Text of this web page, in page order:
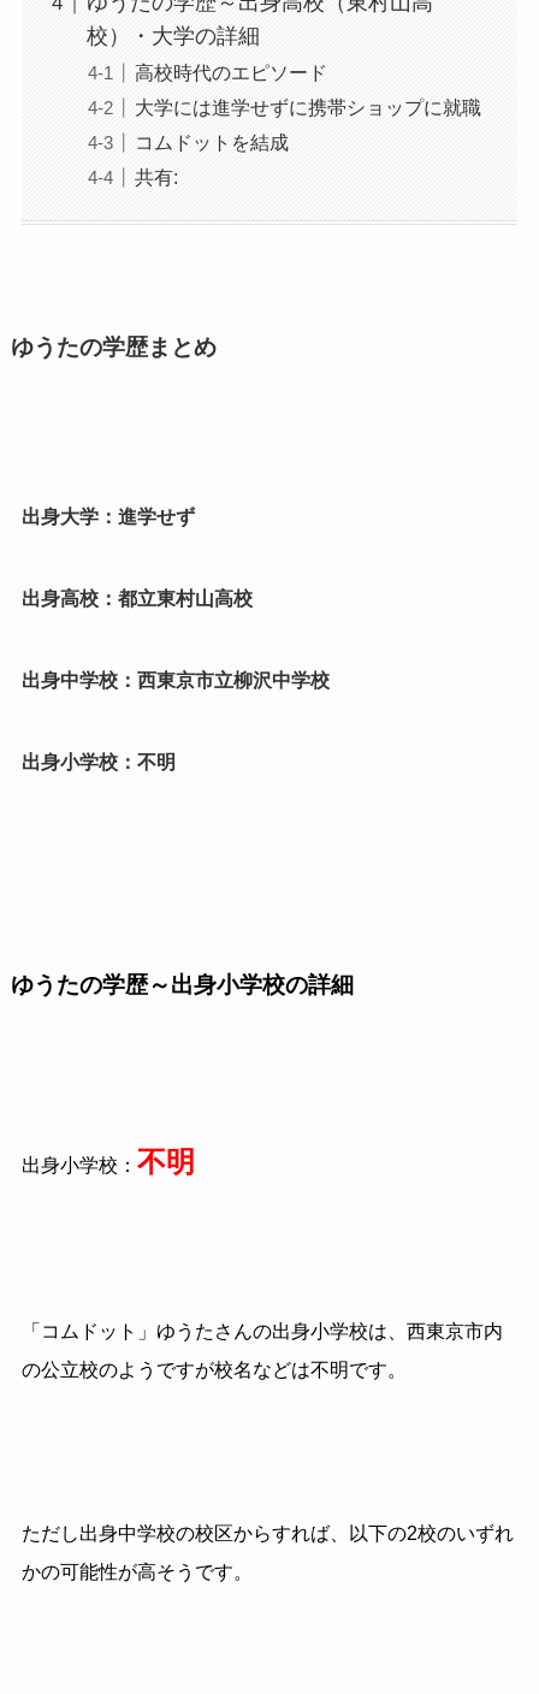
校）・大学の詳細
高校時代のエピソード
大学には進学せずに携帯ショップに就職
コムドットを結成
共有:
ゆうたの学歴まとめ
出身大学：進学せず
出身高校：都立東村山高校
出身中学校：西東京市立柳沢中学校
出身小学校：不明
ゆうたの学歴～出身小学校の詳細
出身小学校： 不明
「コムドット」ゆうたさんの出身小学校は、西東京市内
の公立校のようですが校名などは不明です。
ただし出身中学校の校区からすれば、以下の2校のいずれ
かの可能性が高そうです。